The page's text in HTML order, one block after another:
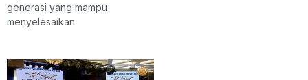
generasi yang mampu
menyelesaikan